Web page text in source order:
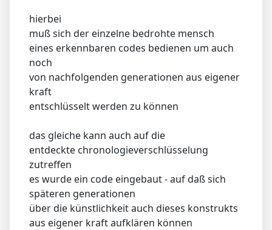
hierbei
muß sich der einzelne bedrohte mensch
eines erkennbaren codes bedienen um auch
noch
von nachfolgenden generationen aus eigener
kraft
entschlüsselt werden zu können
das gleiche kann auch auf die
entdeckte chronologieverschlüsselung
zutreffen
es wurde ein code eingebaut - auf daß sich
späteren generationen
über die künstlichkeit auch dieses konstrukts
aus eigener kraft aufklären können